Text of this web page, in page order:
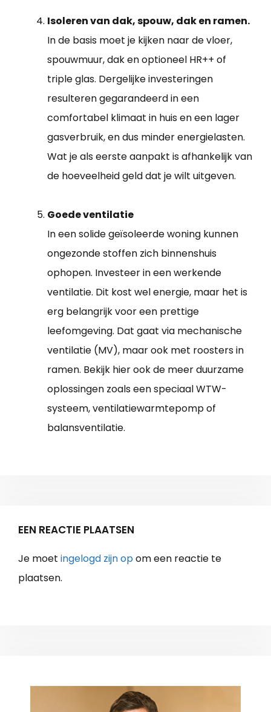
Isoleren van dak, spouw, dak en ramen.
In de basis moet je kijken naar de vloer,
spouwmuur, dak en optioneel HR++ of
triple glas. Dergelijke investeringen
resulteren gegarandeerd in een
comfortabel klimaat in huis en een lager
gasverbruik, en dus minder energielasten.
Wat je als eerste aanpakt is afhankelijk van
de hoeveelheid geld dat je wilt uitgeven.
Goede ventilatie
In een solide geïsoleerde woning kunnen
ongezonde stoffen zich binnenshuis
ophopen. Investeer in een werkende
ventilatie. Dit kost wel energie, maar het is
erg belangrijk voor een prettige
leefomgeving. Dat gaat via mechanische
ventilatie (MV), maar ook met roosters in
ramen. Bekijk hier ook de meer duurzame
oplossingen zoals een speciaal WTW-
systeem, ventilatiewarmtepomp of
balansventilatie.
EEN REACTIE PLAATSEN
Je moet ingelogd zijn opom een reactie te
plaatsen.